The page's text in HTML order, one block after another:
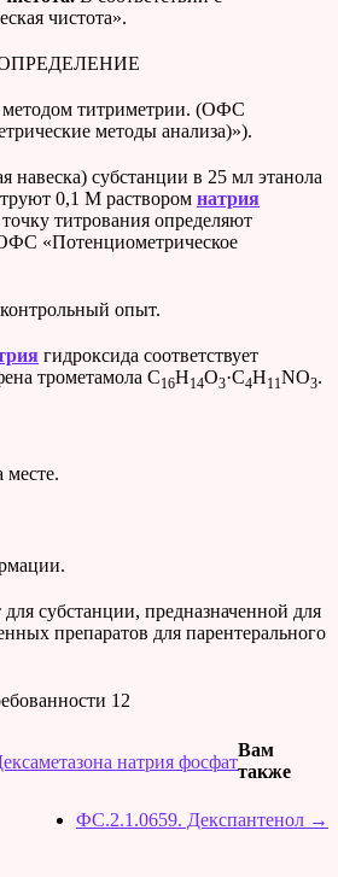
чистота».
методом титриметрии. (ОФС
методы анализа)»).
навеска) субстанции в 25 мл этанола
0,1 М раствором натрия
титрования определяют
«Потенциометрическое
опыт.
гидроксида соответствует
трометамола C16H14O3·C4H11NO3.
субстанции, предназначенной для
препаратов для парентерального
12
натрия фосфат
ФС.2.1.0659. Декспантенол →
Вам
также